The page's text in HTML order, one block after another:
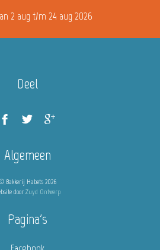
2 aug t/m 24 aug 2026
Deel
Algemeen
Bakkerij Habets 2026
door Zuyd Ontwerp
Pagina's